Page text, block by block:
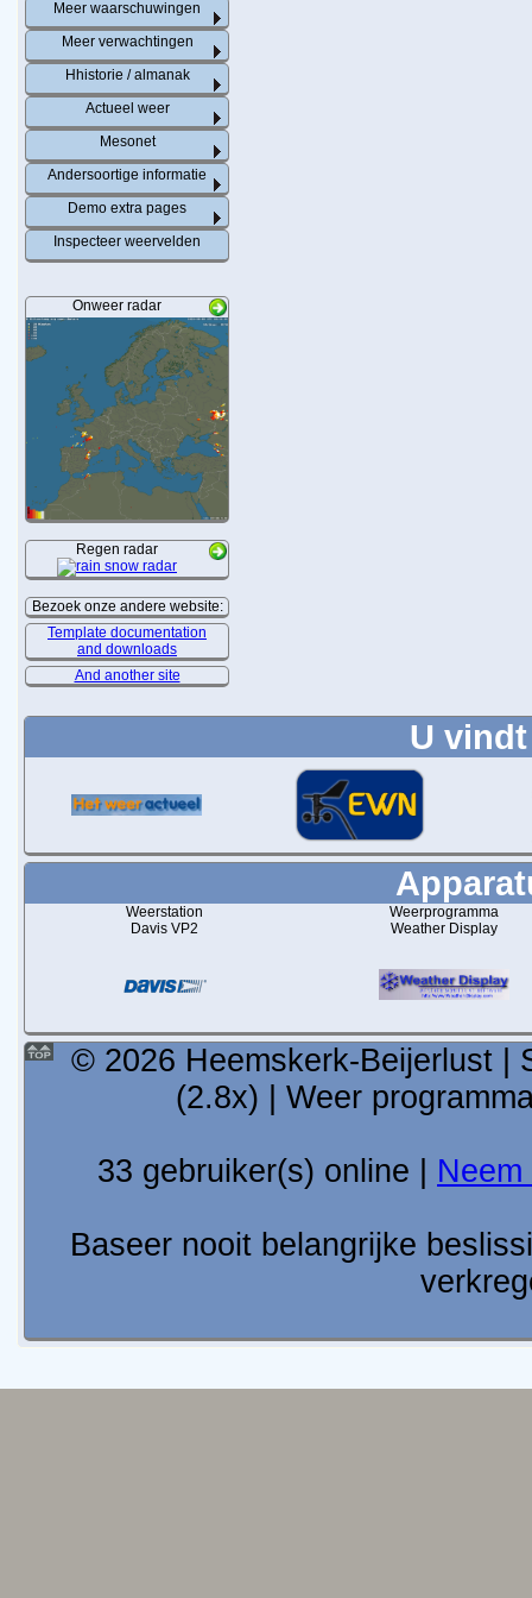
Meer waarschuwingen
Meer verwachtingen
Hhistorie / almanak
Actueel weer
Mesonet
Andersoortige informatie
Demo extra pages
Inspecteer weervelden
Onweer radar
Regen radar
Bezoek onze andere website:
Template documentation
and downloads
And another site
U
Weerstation
Davis VP2
Weerprogramma
Weather Display
© 2026 Heemskerk-Beijerlust |
(2.8x) | Weer
33 gebruiker(s) online |
Baseer nooit belangrijke